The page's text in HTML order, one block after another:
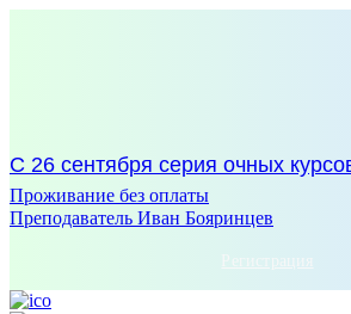
С 26 сентября серия очных
Проживание без оплаты
Преподаватель Иван Бояринцев
Регистрация